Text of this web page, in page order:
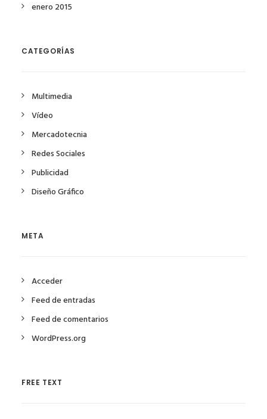
enero 2015
CATEGORÍAS
Multimedia
Vídeo
Mercadotecnia
Redes Sociales
Publicidad
Diseño Gráfico
META
Acceder
Feed de entradas
Feed de comentarios
WordPress.org
FREE TEXT